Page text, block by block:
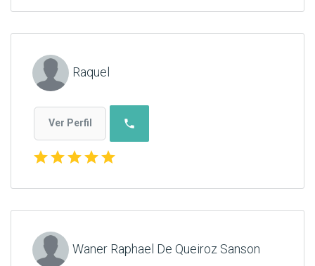
Raquel
Ver Perfil phone
starstarstarstarstar
Waner Raphael De Queiroz Sanson